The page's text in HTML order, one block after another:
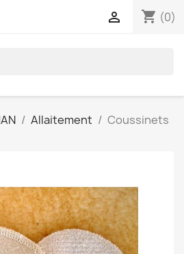
shopping_cart (0)

Allaitement
Coussinets